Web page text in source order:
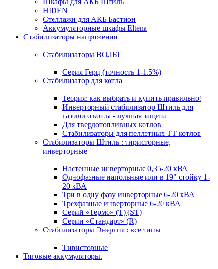
Шкафы для АКБ Штиль
HIDEN
Стеллажи для АКБ Бастион
Аккумуляторные шкафы Eltena
Стабилизаторы напряжения
Стабилизаторы ВОЛЬТ
Серия Герц (точность 1-1.5%)
Стабилизатор для котла
Теория: как выбрать и купить правильно!
Инверторный стабилизатор Штиль для
газового котла - лучшая защита
Для твердотопливных котлов
Стабилизаторы для пеллетных ТТ котлов
Стабилизаторы Штиль : тиристорные,
инверторные
Настенные инверторные 0,35-20 кВА
Однофазные напольные или в 19" стойку 1-
20 кВА
Три в одну фазу инверторные 6-20 кВА
Трехфазные инверторные 6-20 кВА
Серий «Термо» (T) (ST)
Серии «Стандарт» (R)
Стабилизаторы Энергия : все типы
Тиристорные
Тяговые аккумуляторы.